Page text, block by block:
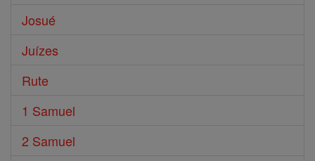
Josué
Juízes
Rute
1 Samuel
2 Samuel